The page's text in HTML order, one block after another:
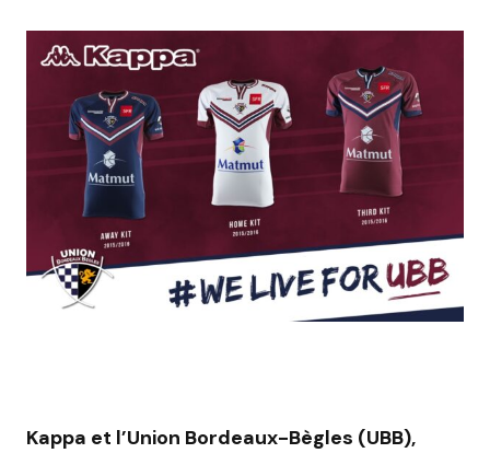
Kappa et l’Union Bordeaux-Bègles (UBB),